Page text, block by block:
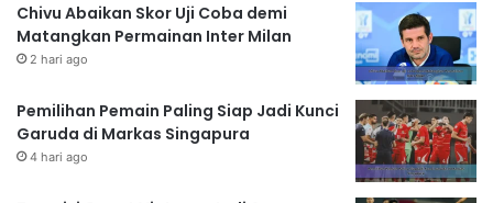
Chivu Abaikan Skor Uji Coba demi
Matangkan Permainan Inter Milan
2 hari ago
Pemilihan Pemain Paling Siap Jadi Kunci
Garuda di Markas Singapura
4 hari ago